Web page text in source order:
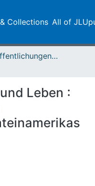
Collections All of
Zweitveröffentlichungen (grüner Weg)
Leben :